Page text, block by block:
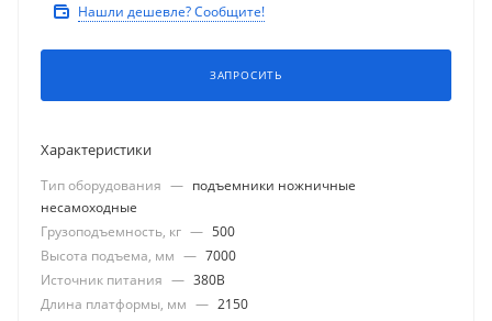
Нашли дешевле? Сообщите!
ЗАПРОСИТЬ
Характеристики
Тип оборудования — подъемники ножничные
несамоходные
Грузоподъемность, кг — 500
Высота подъема, мм — 7000
Источник питания — 380В
Длина платформы, мм — 2150